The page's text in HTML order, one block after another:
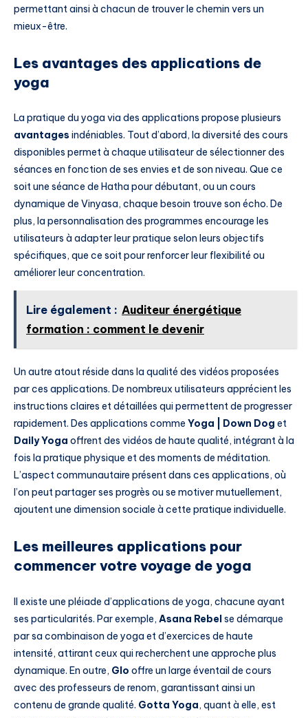
permettant ainsi à chacun de trouver le chemin vers un
mieux-être.
Les avantages des applications de
yoga
La pratique du yoga via des applications propose plusieurs
avantages indéniables. Tout d’abord, la diversité des cours
disponibles permet à chaque utilisateur de sélectionner des
séances en fonction de ses envies et de son niveau. Que ce
soit une séance de Hatha pour débutant, ou un cours
dynamique de Vinyasa, chaque besoin trouve son écho. De
plus, la personnalisation des programmes encourage les
utilisateurs à adapter leur pratique selon leurs objectifs
spécifiques, que ce soit pour renforcer leur flexibilité ou
améliorer leur concentration.
Lire également : Auditeur énergétique
formation : comment le devenir
Un autre atout réside dans la qualité des vidéos proposées
par ces applications. De nombreux utilisateurs apprécient les
instructions claires et détaillées qui permettent de progresser
rapidement. Des applications comme Yoga | Down Dog et
Daily Yoga offrent des vidéos de haute qualité, intégrant à la
fois la pratique physique et des moments de méditation.
L’aspect communautaire présent dans ces applications, où
l’on peut partager ses progrès ou se motiver mutuellement,
ajoutent une dimension sociale à cette pratique individuelle.
Les meilleures applications pour
commencer votre voyage de yoga
Il existe une pléiade d’applications de yoga, chacune ayant
ses particularités. Par exemple, Asana Rebelse démarque
par sa combinaison de yoga et d’exercices de haute
intensité, attirant ceux qui recherchent une approche plus
dynamique. En outre, Glo offre un large éventail de cours
avec des professeurs de renom, garantissant ainsi un
contenu de grande qualité. Gotta Yoga, quant à elle, est